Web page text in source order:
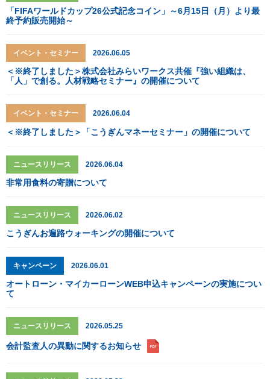
「FIFAワールドカップ26公式記念コイン」～6月15日（月）より最
終予約販売開始～
イベント・セミナー 2026.06.05
＜※終了しました＞株式会社みらいワークス共催『強い組織は、
「人」で創る。人材戦略セミナー』の開催について
イベント・セミナー 2026.06.04
＜※終了しました＞「こうぎんマネーセミナー」の開催について
ニュースリリース 2026.06.04
非常用食料の寄贈について
ニュースリリース 2026.06.02
こうぎんお遍路ウォーキングの開催について
キャンペーン 2026.06.01
オートローン・マイカーローンWEB申込キャンペーンの実施につい
て
ニュースリリース 2026.05.25
会計監査人の異動に関するお知らせ